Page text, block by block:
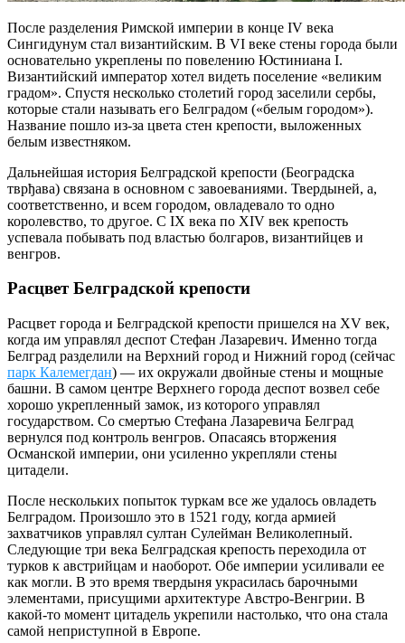
После разделения Римской империи в конце IV века
Сингидунум стал византийским. В VI веке стены города были
основательно укреплены по повелению Юстиниана I.
Византийский император хотел видеть поселение «великим
градом». Спустя несколько столетий город заселили сербы,
которые стали называть его Белградом («белым городом»).
Название пошло из-за цвета стен крепости, выложенных
белым известняком.
Дальнейшая история Белградской крепости (Београдска
тврђава) связана в основном с завоеваниями. Твердыней, а,
соответственно, и всем городом, овладевало то одно
королевство, то другое. С IX века по XIV век крепость
успевала побывать под властью болгаров, византийцев и
венгров.
Расцвет Белградской крепости
Расцвет города и Белградской крепости пришелся на XV век,
когда им управлял деспот Стефан Лазаревич. Именно тогда
Белград разделили на Верхний город и Нижний город (сейчас
парк Калемегдан) — их окружали двойные стены и мощные
башни. В самом центре Верхнего города деспот возвел себе
хорошо укрепленный замок, из которого управлял
государством. Со смертью Стефана Лазаревича Белград
вернулся под контроль венгров. Опасаясь вторжения
Османской империи, они усиленно укрепляли стены
цитадели.
После нескольких попыток туркам все же удалось овладеть
Белградом. Произошло это в 1521 году, когда армией
захватчиков управлял султан Сулейман Великолепный.
Следующие три века Белградская крепость переходила от
турков к австрийцам и наоборот. Обе империи усиливали ее
как могли. В это время твердыня украсилась барочными
элементами, присущими архитектуре Австро-Венгрии. В
какой-то момент цитадель укрепили настолько, что она стала
самой неприступной в Европе.